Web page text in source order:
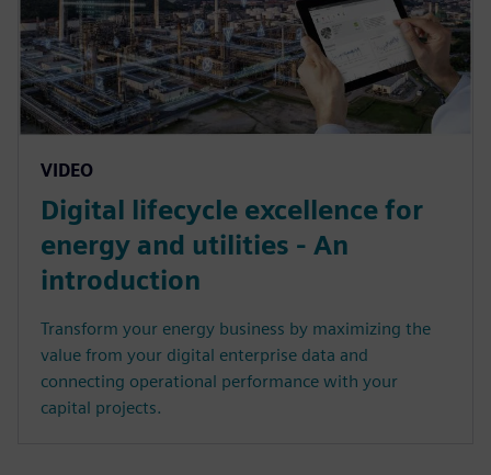
VIDEO
Digital lifecycle excellence for
energy and utilities - An
introduction
Transform your energy business by maximizing the
value from your digital enterprise data and
connecting operational performance with your
capital projects.